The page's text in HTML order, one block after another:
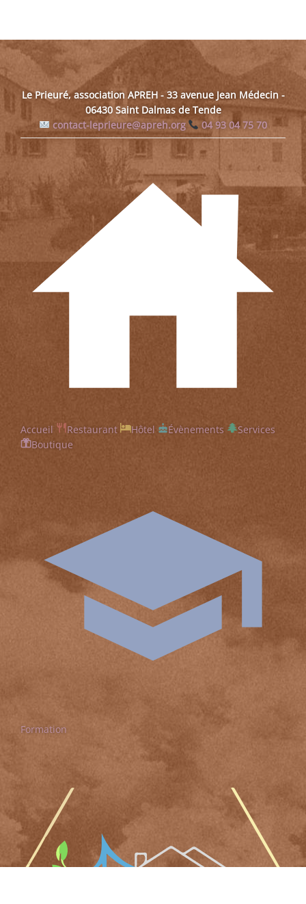
Le Prieuré, association APREH - 33 avenue Jean Médecin -
06430 Saint Dalmas de Tende
contact-leprieure@apreh.org
04 93 04 75 70
Accueil Restaurant Hôtel Évènements
Services
Boutique
Formation